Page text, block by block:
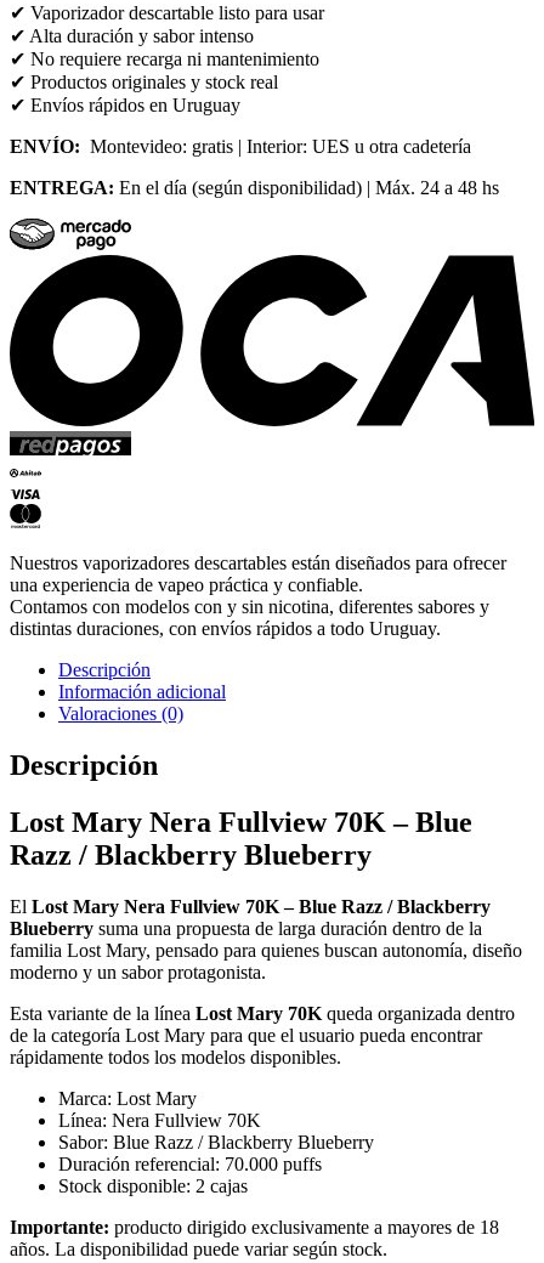
✔ Vaporizador descartable listo para usar
✔ Alta duración y sabor intenso
✔ No requiere recarga ni mantenimiento
✔ Productos originales y stock real
✔ Envíos rápidos en Uruguay
ENVÍO: Montevideo: gratis | Interior: UES u otra cadetería
ENTREGA: En el día (según disponibilidad) | Máx. 24 a 48 hs
Nuestros vaporizadores descartables están diseñados para ofrecer
una experiencia de vapeo práctica y confiable.
Contamos con modelos con y sin nicotina, diferentes sabores y
distintas duraciones, con envíos rápidos a todo Uruguay.
Descripción
Información adicional
Valoraciones (0)
Descripción
Lost Mary Nera Fullview 70K – Blue
Razz / Blackberry Blueberry
El Lost Mary Nera Fullview 70K – Blue Razz / Blackberry
Blueberry suma una propuesta de larga duración dentro de la
familia Lost Mary, pensado para quienes buscan autonomía, diseño
moderno y un sabor protagonista.
Esta variante de la línea Lost Mary 70K queda organizada dentro
de la categoría Lost Mary para que el usuario pueda encontrar
rápidamente todos los modelos disponibles.
Marca: Lost Mary
Línea: Nera Fullview 70K
Sabor: Blue Razz / Blackberry Blueberry
Duración referencial: 70.000 puffs
Stock disponible: 2 cajas
Importante: producto dirigido exclusivamente a mayores de 18
años. La disponibilidad puede variar según stock.